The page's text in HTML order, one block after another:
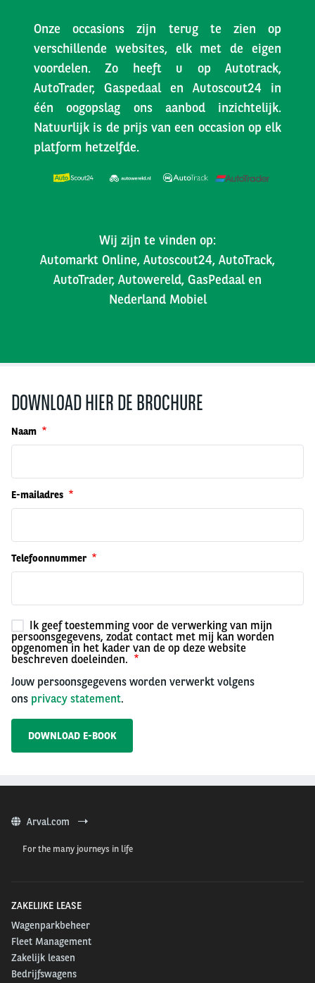
Onze occasions zijn terug te zien op
verschillende websites, elk met de eigen
voordelen. Zo heeft u op Autotrack,
AutoTrader, Gaspedaal en Autoscout24 in
één oogopslag ons aanbod inzichtelijk.
Natuurlijk is de prijs van een occasion op elk
platform hetzelfde.
Wij zijn te vinden op:
Automarkt Online, Autoscout24, AutoTrack,
AutoTrader, Autowereld, GasPedaal en
Nederland Mobiel
DOWNLOAD HIER DE BROCHURE
Naam
E-mailadres
Telefoonnummer
Ik geef toestemming voor de verwerking van mijn
persoonsgegevens, zodat contact met mij kan worden
opgenomen in het kader van de op deze website
beschreven doeleinden.
Jouw persoonsgegevens worden verwerkt volgens
ons privacy statement.
Arval.com
For the many journeys in life
ZAKELIJKE LEASE
Wagenparkbeheer
Fleet Management
Zakelijk leasen
Bedrijfswagens